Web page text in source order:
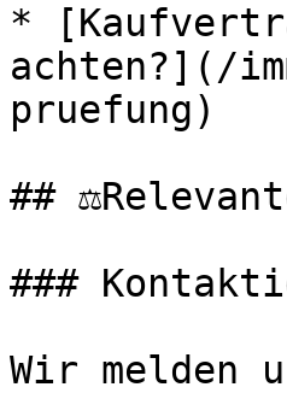
*
achten?](/
pruefung)
##
###
Wir melden